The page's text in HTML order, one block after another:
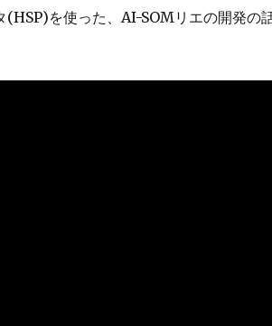
(HSP)を使った、AI-SOMリエの開発の